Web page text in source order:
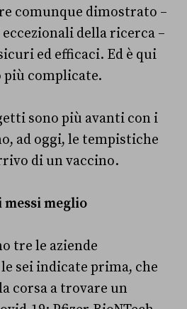
comunque dimostrato –
della ricerca –
ed efficaci. Ed è qui
più complicate.
sono più avanti con i
ad oggi, le tempistiche
di un vaccino.
messi meglio
tre le aziende
sei indicate prima, che
corsa a trovare un